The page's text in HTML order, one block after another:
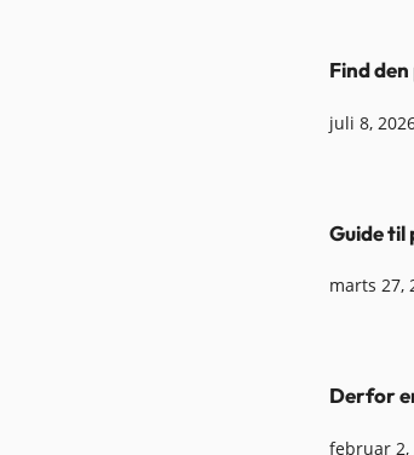
Find
juli 8,
Guide til
marts 27,
Derfor
februar 2,